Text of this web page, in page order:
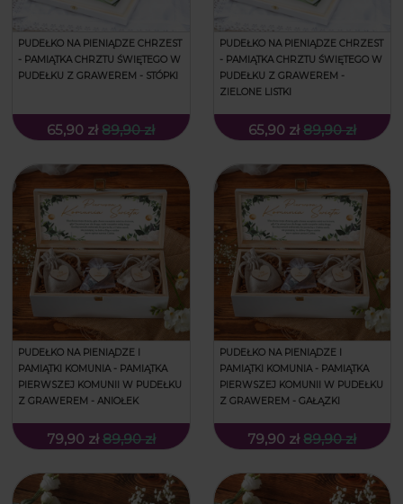
PUDEŁKO NA PIENIĄDZE CHRZEST
- PAMIĄTKA CHRZTU ŚWIĘTEGO W
PUDEŁKU Z GRAWEREM - STÓPKI
65,90 zł 89,90 zł
PUDEŁKO NA PIENIĄDZE CHRZEST
- PAMIĄTKA CHRZTU ŚWIĘTEGO W
PUDEŁKU Z GRAWEREM -
ZIELONE LISTKI
65,90 zł 89,90 zł
PUDEŁKO NA PIENIĄDZE I
PAMIĄTKI KOMUNIA - PAMIĄTKA
PIERWSZEJ KOMUNII W PUDEŁKU
Z GRAWEREM - ANIOŁEK
79,90 zł 89,90 zł
PUDEŁKO NA PIENIĄDZE I
PAMIĄTKI KOMUNIA - PAMIĄTKA
PIERWSZEJ KOMUNII W PUDEŁKU
Z GRAWEREM - GAŁĄZKI
79,90 zł 89,90 zł